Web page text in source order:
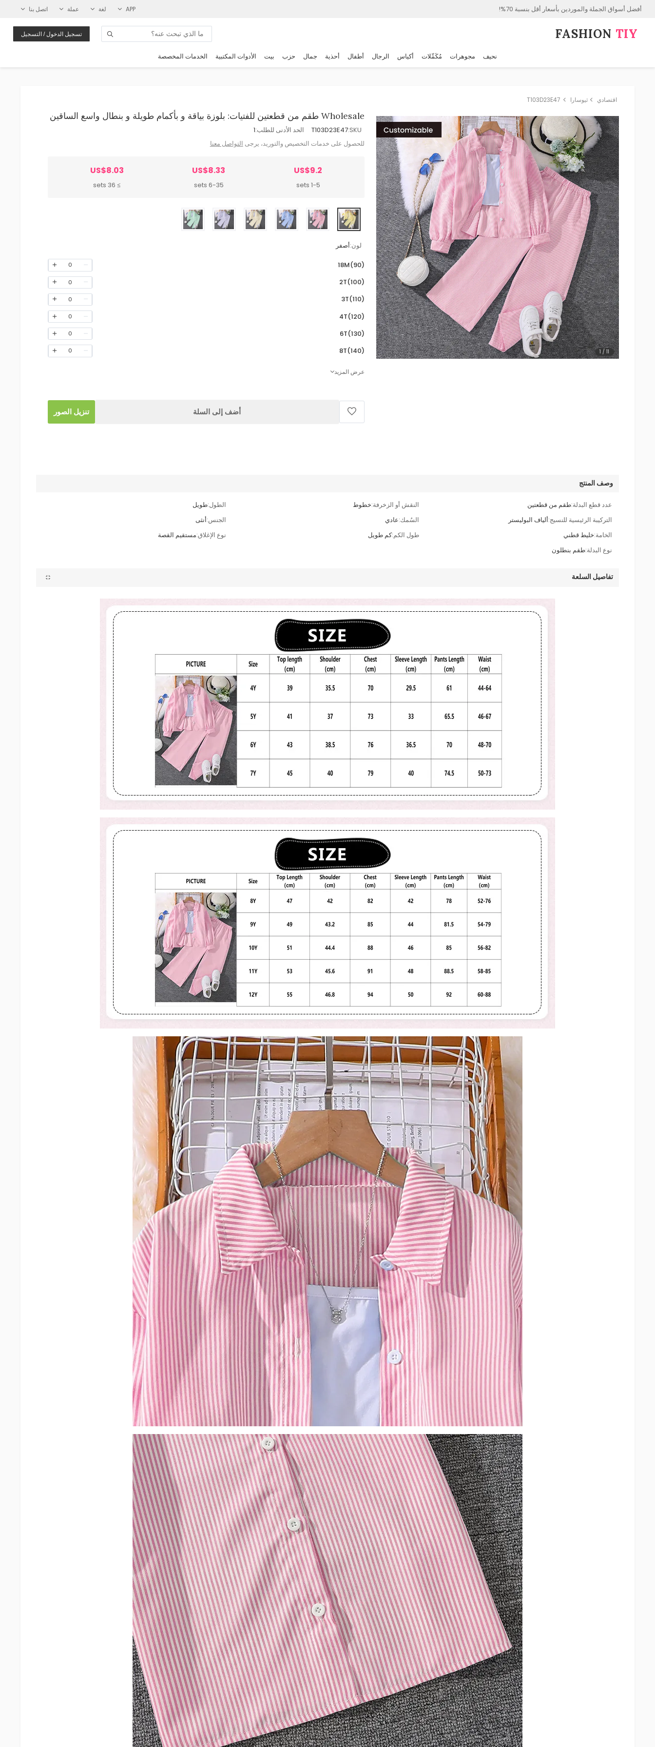
أفضل أسواق الجملة والموردين بأسعار أقل بنسبة 70%! APP لغة عملة اتصل بنا
FASHION⁠ TIY تسجيل الدخول / التسجيل
نحيف مجوهرات مُكَمِّلات أكياس الرجال أطفال أحذية جمال حزب بيت الأدوات المكتبية الخدمات المخصصة
اقتصادي ثيوسارا T103D23E47
1 /11
Wholesale طقم من قطعتين للفتيات: بلوزة بياقة و بأكمام طويلة و بنطال واسع الساقين
SKU:
T103D23E47 الحد الأدنى للطلب:1
للحصول على خدمات التخصيص والتوريد، يرجى التواصل معنا
US$9.2
1-5 sets
US$8.33
6-35 sets
US$8.03
≥ 36 sets
لون:أصفر
18M(90)
0
2T(100)
0
3T(110)
0
4T(120)
0
6T(130)
0
8T(140)
0
عرض المزيد
أضف إلى السلة تنزيل الصور
وصف المنتج
عدد قطع البدلة:طقم من قطعتين النقش أو الزخرفة:خطوط الطول:طويل
التركيبة الرئيسية للنسيج:ألياف البوليستر السُمك:عادي الجنس:أنثى
الخامة:خليط قطني طول الكم:كم طويل نوع الإغلاق:مستقيم القصة
نوع البدلة:طقم بنطلون
تفاصيل السلعة